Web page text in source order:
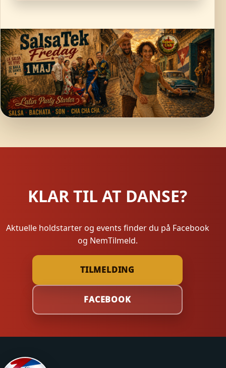
KLAR TIL AT DANSE?
Aktuelle holdstarter og events finder du på Facebook
og NemTilmeld.
TILMELDING
FACEBOOK